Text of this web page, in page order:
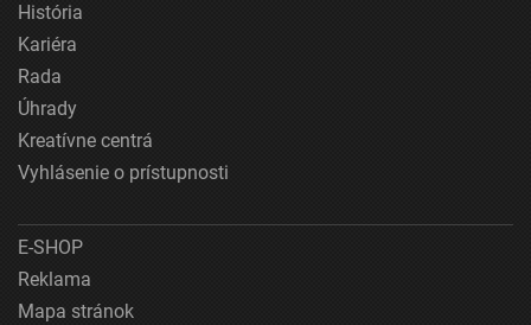
História
Kariéra
Rada
Úhrady
Kreatívne centrá
Vyhlásenie o prístupnosti
E-SHOP
Reklama
Mapa stránok